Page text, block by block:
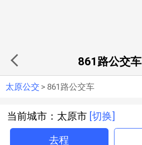
861路公交车
太原公交 > 861路公交车
当前城市：太原市 [切换]
去程